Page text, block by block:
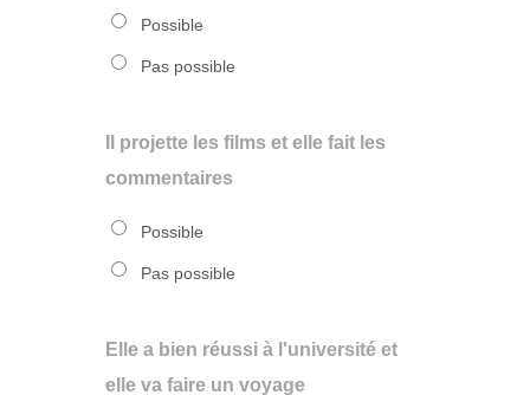
Possible
Pas possible
Il projette les films et elle fait les
commentaires
Possible
Pas possible
Elle a bien réussi à l'université et
elle va faire un voyage